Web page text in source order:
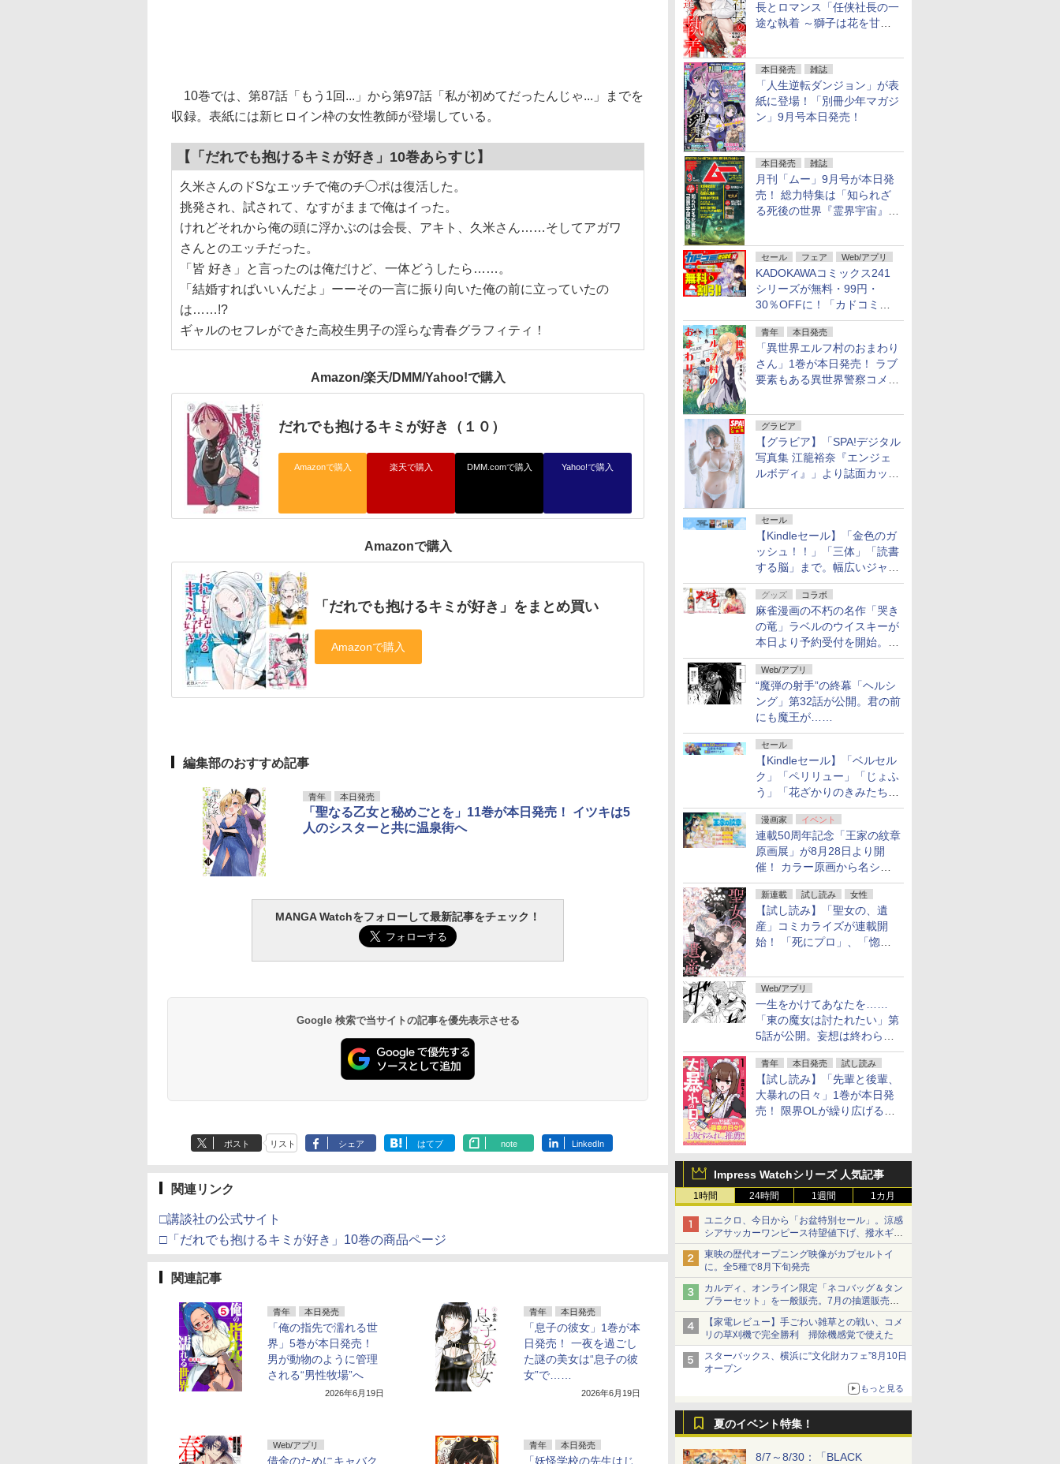
長とロマンス「任侠社長の一
途な執着 ～獅子は花を甘く
本日発売 雑誌
「人生逆転ダンジョン」が表
紙に登場！「別冊少年マガジ
ン」9月号本日発売！
本日発売 雑誌
月刊「ムー」9月号が本日発
売！ 総力特集は「知られざ
る死後の世界『霊界宇宙』の
セール フェア Web/アプリ
KADOKAWAコミックス241
シリーズが無料・99円・
30％OFFに！「カドコミフ
ェア 2026」第2弾が開催中！
青年 本日発売
「異世界エルフ村のおまわり
さん」1巻が本日発売！ ラブ
要素もある異世界警察コメデ
グラビア
【グラビア】「SPA!デジタル
写真集 江籠裕奈『エンジェ
ルボディ』」より誌面カット
セール
【Kindleセール】「金色のガ
ッシュ！！」「三体」「読書
する脳」まで。幅広いジャン
ルの電子書籍が最大65％オ
フ！「Kindle本サマーセー
ル」第2弾が開催中！
グッズ コラボ
麻雀漫画の不朽の名作「哭き
の竜」ラベルのウイスキーが
本日より予約受付を開始。8
月16日まで
Web/アプリ
“魔弾の射手”の終幕「ヘルシ
ング」第32話が公開。君の前
にも魔王が……
セール
【Kindleセール】「ベルセル
ク」「ペリリュー」「じょふ
う」「花ざかりのきみたち
へ」などが最大50％オフ！
「白泉社 夏の大割引セー
ル」が開催中！
漫画家 イベント
連載50周年記念「王家の紋章
原画展」が8月28日より開
催！ カラー原画から名シー
ンの原稿まで
新連載 試し読み 女性
【試し読み】「聖女の、遺
産」コミカライズが連載開
始！ 「死にプロ」、「惚れ
Web/アプリ
一生をかけてあなたを……
「東の魔女は討たれたい」第
5話が公開。妄想は終わらな
い
青年 本日発売 試し読み
【試し読み】「先輩と後輩、
大暴れの日々」1巻が本日発
売！ 限界OLが繰り広げる禁
Impress Watchシリーズ 人気記事
1時間 24時間 1週間 1カ月
ユニクロ、今日から「お盆特別セール」。涼感
シアサッカーワンピース待望値下げ、撥水ギア
ショーツは1990円に
東映の歴代オープニング映像がカプセルトイ
に。全5種で8月下旬発売
カルディ、オンライン限定「ネコバッグ＆タン
ブラーセット」を一般販売。7月の抽選販売の
当選無効分
【家電レビュー】手ごわい雑草との戦い、コメ
リの草刈機で完全勝利 掃除機感覚で使えた
スターバックス、横浜に“文化財カフェ”8月10日
オープン
もっと見る
夏のイベント特集！
8/7～8/30：「BLACK
10巻では、第87話「もう1回...」から第97話「私が初めてだったんじゃ...」までを
収録。表紙には新ヒロイン枠の女性教師が登場している。
【「だれでも抱けるキミが好き」10巻あらすじ】
久米さんのドSなエッチで俺のチ◯ポは復活した。
挑発され、試されて、なすがままで俺はイった。
けれどそれから俺の頭に浮かぶのは会長、アキト、久米さん……そしてアガワ
さんとのエッチだった。
「皆 好き」と言ったのは俺だけど、一体どうしたら……。
「結婚すればいいんだよ」ーーその一言に振り向いた俺の前に立っていたの
は……!?
ギャルのセフレができた高校生男子の淫らな青春グラフィティ！
Amazon/楽天/DMM/Yahoo!で購入
だれでも抱けるキミが好き（１０）
Amazonで購入 楽天で購入 DMM.comで購入 Yahoo!で購入
Amazonで購入
「だれでも抱けるキミが好き」をまとめ買い
編集部のおすすめ記事
青年 本日発売
「聖なる乙女と秘めごとを」11巻が本日発売！ イツキは5
人のシスターと共に温泉街へ
MANGA Watchをフォローして最新記事をチェック！
Google 検索で当サイトの記事を優先表示させる
ポスト リスト シェア はてブ note LinkedIn
関連リンク
□講談社の公式サイト
□「だれでも抱けるキミが好き」10巻の商品ページ
関連記事
青年 本日発売
「俺の指先で濡れる世
界」5巻が本日発売！
男が動物のように管理
される“男性牧場”へ
2026年6月19日
青年 本日発売
「息子の彼女」1巻が本
日発売！ 一夜を過ごし
た謎の美女は“息子の彼
女”で……
2026年6月19日
Web/アプリ
借金のためにキャバク
青年 本日発売
「妖怪学校の先生はじ